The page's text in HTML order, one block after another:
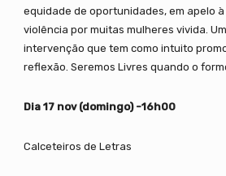
equidade de oportunidades, em apelo
violência por muitas mulheres vivida.
intervenção que tem como intuito
reflexão. Seremos Livres quando o
Dia 17 nov (domingo) -16h00
Calceteiros de Letras